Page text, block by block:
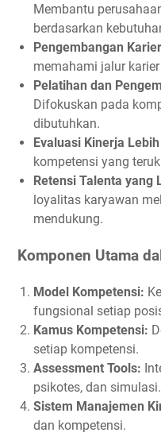
Membantu
berdasarkan
Pengembangan
memahami jalur
Pelatihan dan
Difokuskan pada
dibutuhkan.
Evaluasi Kinerja
kompetensi yang
Retensi Talenta yang
loyalitas karyawan
mendukung.
Komponen Utama
Model Kompetensi:
fungsional setiap
Kamus Kompetensi:
setiap kompetensi.
Assessment Tools:
psikotes, dan simulasi.
Sistem Manajemen
dan kompetensi.